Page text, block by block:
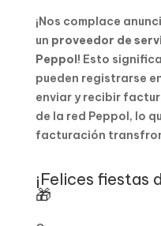
¡Nos complace
un proveedor de
Peppol! Esto
pueden registrarse
enviar y recibir
de la red Peppol, lo
facturación
¡Felices fiestas
🎁